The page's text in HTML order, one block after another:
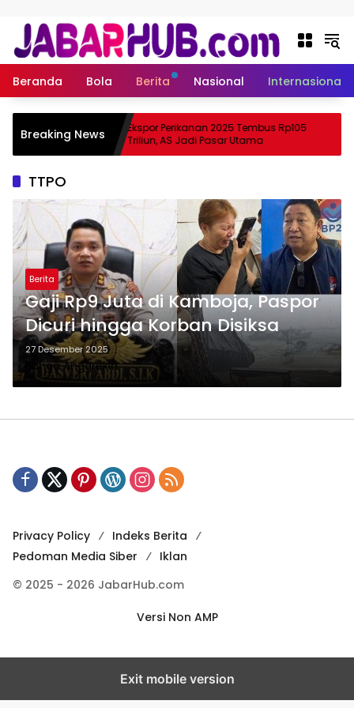
Beranda Bola Berita Nasional Internasional
Breaking News
Suzuki?
Ekspor Perikanan 2025 Tembus Rp105
Triliun, AS Jadi Pasar Utama
TTPO
Berita
Gaji Rp9 Juta di Kamboja, Paspor
Dicuri hingga Korban Disiksa
27 Desember 2025
Bunga Anggrekia
Privacy Policy
Indeks Berita
Pedoman Media Siber
Iklan
© 2025 - 2026 JabarHub.com
Versi Non AMP
Exit mobile version